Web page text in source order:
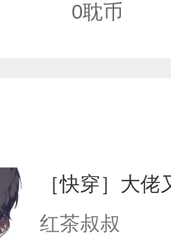
0耽币
［快穿］大
红茶叔叔